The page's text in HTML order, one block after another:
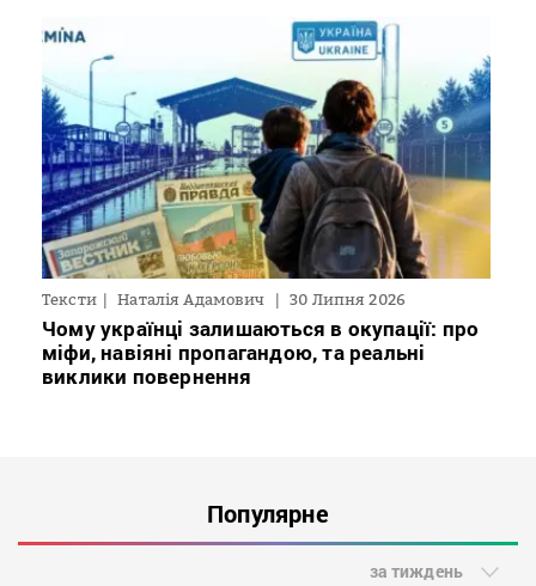
Тексти Наталія Адамович 30 Липня 2026
Чому українці залишаються в окупації: про
міфи, навіяні пропагандою, та реальні
виклики повернення
Популярне
за тиждень